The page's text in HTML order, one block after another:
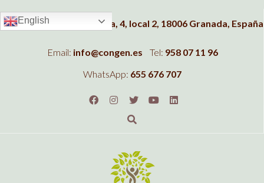
Dirección: C/Albahaca, 4, local 2, 18006 Granada, España
Email: info@congen.es Tel: 958 07 11 96
WhatsApp: 655 676 707
English